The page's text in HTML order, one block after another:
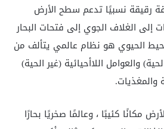
رقيقة نسبيًا تدعم سطح الأرض
إلى الغلاف الجوي إلى فتحات البحار
الحيوي هو نظام عالمي يتألف من
والعوامل اللاأحيائية (غير الحية)
والمغذيات.
مكانًا كئيبًا ، وعالمًا صخريًا بحارًا